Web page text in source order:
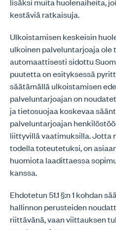
kestäviä ratkaisuja.
Ulkoistamisen keskeisin
ulkoinen palveluntarjoaja ole
automaattisesti sidottu
puutetta on esityksessä
säätämällä ulkoistamisen
palveluntarjoajan on
ja tietosuojaa koskevaa
palveluntarjoajan
liittyvillä vaatimuksilla. Jotta
todella toteutetuksi, on
huomiota laadittaessa
kanssa.
Ehdotetun 51.1 §:n 1 kohdan
hallinnon perusteiden
riittävänä, vaan viittauksen